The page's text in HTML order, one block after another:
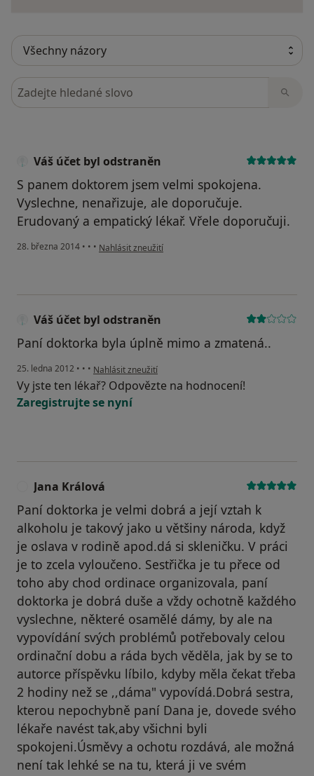
Hledejte v názorech
Váš účet byl odstraněn
S panem doktorem jsem velmi spokojena.
Vyslechne, nenařizuje, ale doporučuje.
Erudovaný a empatický lékař. Vřele doporučuji.
28. března 2014 • • • podle názoru uživatele Váš účet byl odstraněn
Nahlásit zneužití
Váš účet byl odstraněn
Paní doktorka byla úplně mimo a zmatená..
25. ledna 2012 • • • podle názoru uživatele Váš účet byl odstraněn
Nahlásit zneužití
Vy jste ten lékař? Odpovězte na hodnocení!
Zaregistrujte se nyní
Jana Králová
Paní doktorka je velmi dobrá a její vztah k
alkoholu je takový jako u většiny národa, když
je oslava v rodině apod.dá si skleničku. V práci
je to zcela vyloučeno. Sestřička je tu přece od
toho aby chod ordinace organizovala, paní
doktorka je dobrá duše a vždy ochotně každého
vyslechne, některé osamělé dámy, by ale na
vypovídání svých problémů potřebovaly celou
ordinační dobu a ráda bych věděla, jak by se to
autorce příspěvku líbilo, kdyby měla čekat třeba
2 hodiny než se ,,dáma" vypovídá.Dobrá sestra,
kterou nepochybně paní Dana je, dovede svého
lékaře navést tak,aby všichni byli
spokojeni.Úsměvy a ochotu rozdává, ale možná
není tak lehké se na tu, která ji ve svém